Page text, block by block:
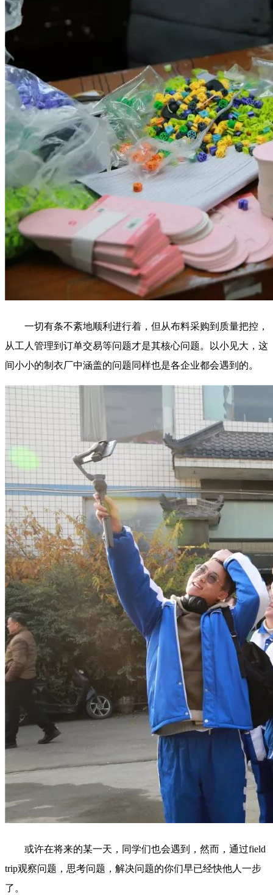
一切有条不紊地顺利进行着，但从布料采购到质量把控，
从工人管理到订单交易等问题才是其核心问题。以小见大，这
间小小的制衣厂中涵盖的问题同样也是各企业都会遇到的。
或许在将来的某一天，同学们也会遇到，然而，通过field
trip观察问题，思考问题，解决问题的你们早已经快他人一步
了。